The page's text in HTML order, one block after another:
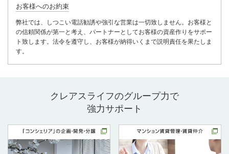
お客様へのお約束
弊社では、しつこい電話勧誘や強引な営業は一切致しません。お客様と
の信頼関係が第一と考え、パートナーとしてお客様の資産作りをサポー
ト致します。法令を遵守し、お客様が納得いくまで説明責任を果たしま
す。
クレアスライフのグループ力で
強力サポート